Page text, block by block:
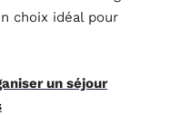
choix idéal pour
un séjour